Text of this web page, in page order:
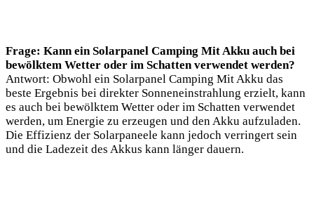
Frage: Kann ein Solarpanel Camping Mit Akku auch bei
bewölktem Wetter oder im Schatten verwendet werden?
Antwort: Obwohl ein Solarpanel Camping Mit Akku das
beste Ergebnis bei direkter Sonneneinstrahlung erzielt, kann
es auch bei bewölktem Wetter oder im Schatten verwendet
werden, um Energie zu erzeugen und den Akku aufzuladen.
Die Effizienz der Solarpaneele kann jedoch verringert sein
und die Ladezeit des Akkus kann länger dauern.